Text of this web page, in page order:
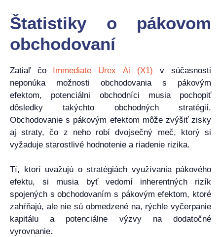
Štatistiky o pákovom
obchodovaní
Zatiaľ čo Immediate Urex Ai (X1) v súčasnosti
neponúka možnosti obchodovania s pákovým
efektom, potenciálni obchodníci musia pochopiť
dôsledky takýchto obchodných stratégií.
Obchodovanie s pákovým efektom môže zvýšiť zisky
aj straty, čo z neho robí dvojsečný meč, ktorý si
vyžaduje starostlivé hodnotenie a riadenie rizika.
Tí, ktorí uvažujú o stratégiách využívania pákového
efektu, si musia byť vedomí inherentných rizík
spojených s obchodovaním s pákovým efektom, ktoré
zahŕňajú, ale nie sú obmedzené na, rýchle vyčerpanie
kapitálu a potenciálne výzvy na dodatočné
vyrovnanie.